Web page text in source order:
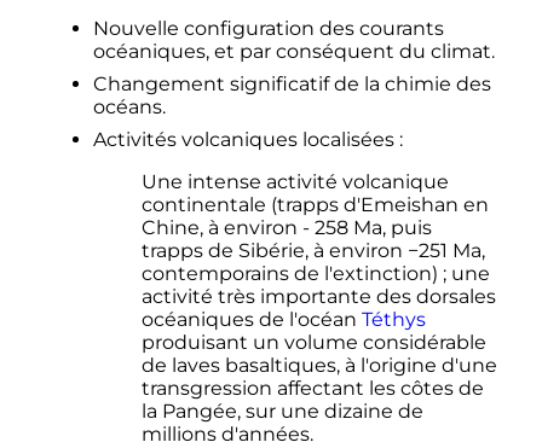
Nouvelle configuration des courants
océaniques, et par conséquent du climat.
Changement significatif de la chimie des
océans.
Activités volcaniques localisées :
Une intense activité volcanique
continentale (trapps d'Emeishan en
Chine, à environ - 258 Ma, puis
trapps de Sibérie, à environ −251 Ma,
contemporains de l'extinction) ; une
activité très importante des dorsales
océaniques de l'océan Téthys
produisant un volume considérable
de laves basaltiques, à l'origine d'une
transgression affectant les côtes de
la Pangée, sur une dizaine de
millions d'années.